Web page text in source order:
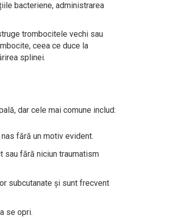
bacteriene, administrarea
trombocitele vechi sau
ceea ce duce la
splinei.
dar cele mai comune includ:
fără un motiv evident.
sau fără niciun traumatism
subcutanate și sunt frecvent
se opri.